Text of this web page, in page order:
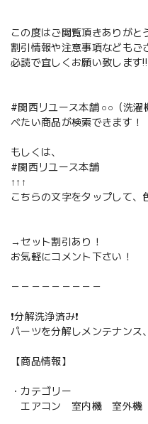
この度はご閲覧頂きありがと
割引情報や注意事項などもご
必読で宜しくお願い致します‼️
#関西リユース本舗 ○○（洗濯
べたい商品が検索できます！
もしくは、
#関西リユース本舗
↑↑↑
こちらの文字をタップして、
→セット割引あり！
お気軽にコメント下さい！
－－－－－－－－－
❗️分解洗浄済み❗️
パーツを分解しメンテナンス
【商品情報】
・カテゴリー
エアコン 室内機 室外機